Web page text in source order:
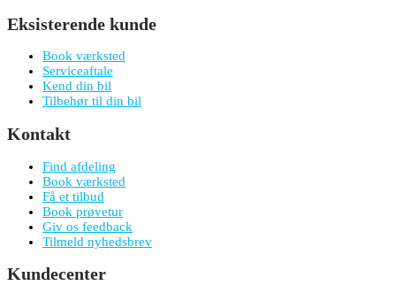
Eksisterende kunde
Book værksted
Serviceaftale
Kend din bil
Tilbehør til din bil
Kontakt
Find afdeling
Book værksted
Få et tilbud
Book prøvetur
Giv os feedback
Tilmeld nyhedsbrev
Kundecenter